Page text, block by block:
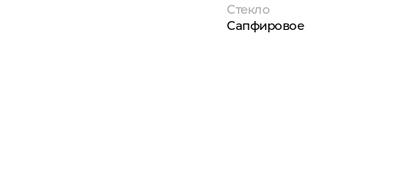
Стекло
Сапфировое